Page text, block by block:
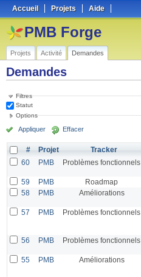
Accueil Projets Aide
PMB Forge
Projets Activité Demandes
Demandes
Filtres
Statut
Options
Appliquer Effacer
# Projet Tracker
60
PMB Problèmes fonctionnels
59 PMB Roadmap
58
PMB Améliorations
57 PMB Problèmes fonctionnels
56 PMB Problèmes fonctionnels
55 PMB Améliorations